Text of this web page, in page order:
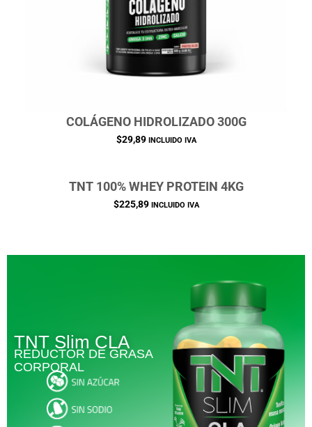
COLÁGENO HIDROLIZADO 300G
$29,89 INCLUIDO IVA
TNT 100% WHEY PROTEIN 4KG
$225,89 INCLUIDO IVA
TNT Slim CLA
REDUCTOR DE GRASA
CORPORAL